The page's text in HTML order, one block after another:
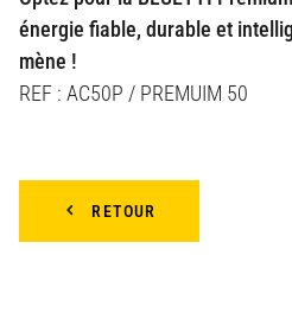
énergie fiable, durable et
mène !
REF : AC50P / PREMUIM 50
RETOUR